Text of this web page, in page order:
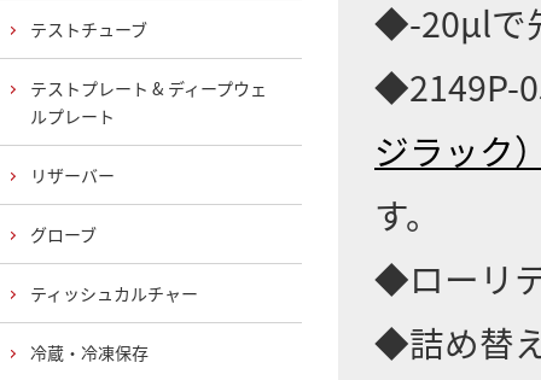
◆-20μlで
◆2149P-
ジラック
す。
◆ローリ
◆詰め替
テストチューブ
テストプレート & ディープウェ
ルプレート
リザーバー
グローブ
ティッシュカルチャー
冷蔵・冷凍保存